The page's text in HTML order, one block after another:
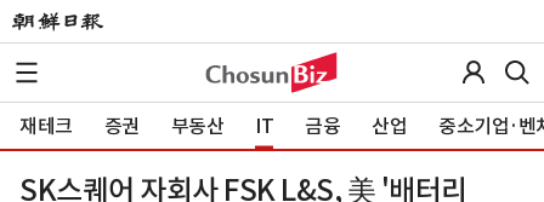
재테크 증권 부동산 IT 금융 산업 중소기업·벤
SK스퀘어 자회사 FSK L&S, 美 '배터리